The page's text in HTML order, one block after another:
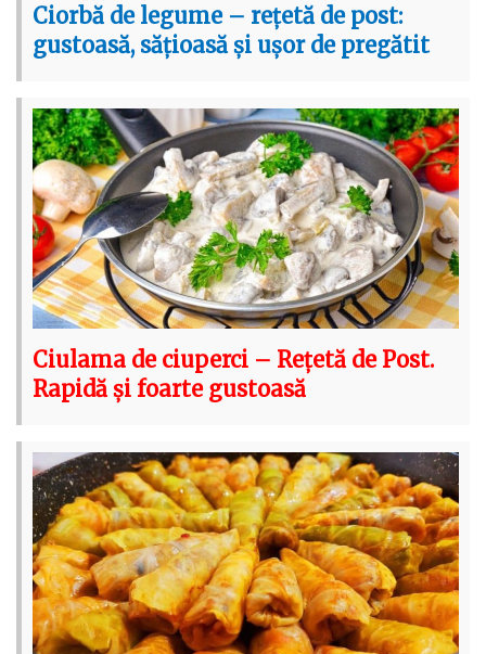
Ciorbă de legume – rețetă de post:
gustoasă, sățioasă și ușor de pregătit
Ciulama de ciuperci – Rețetă de Post.
Rapidă și foarte gustoasă